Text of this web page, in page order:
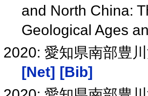
and North China:
Geological Ages
2020: 愛知県南部豊
[Net] [Bib]